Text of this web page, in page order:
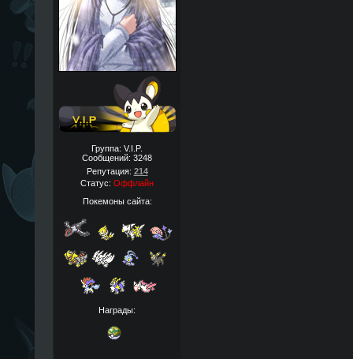
Группа: V.I.P.
Сообщений: 3248
Репутация: 214
Статус: Оффлайн
Покемоны сайта:
Награды: